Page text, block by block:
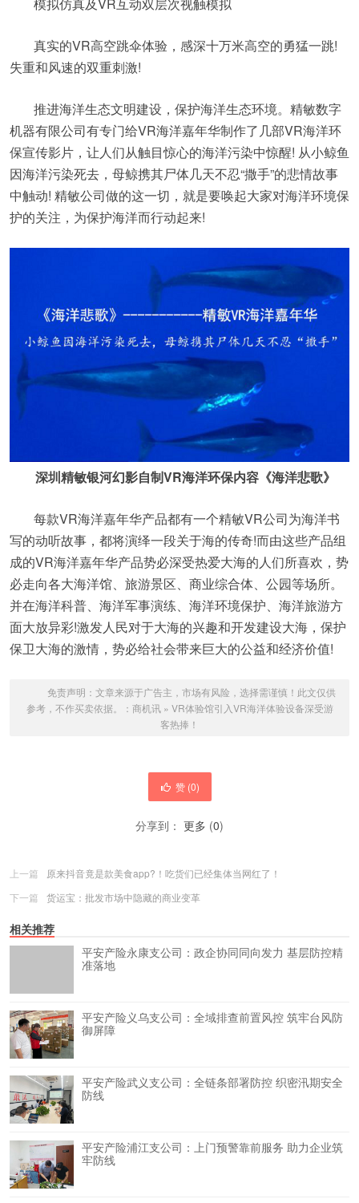
真实的VR高空跳伞体验，感深十万米高空的勇猛一跳!
失重和风速的双重刺激!
推进海洋生态文明建设，保护海洋生态环境。精敏数字
机器有限公司有专门给VR海洋嘉年华制作了几部VR海洋环
保宣传影片，让人们从触目惊心的海洋污染中惊醒! 从小鲸鱼
因海洋污染死去，母鲸携其尸体几天不忍“撒手”的悲情故事
中触动! 精敏公司做的这一切，就是要唤起大家对海洋环境保
护的关注，为保护海洋而行动起来!
深圳精敏银河幻影自制VR海洋环保内容《海洋悲歌》
每款VR海洋嘉年华产品都有一个精敏VR公司为海洋书
写的动听故事，都将演绎一段关于海的传奇!而由这些产品组
成的VR海洋嘉年华产品势必深受热爱大海的人们所喜欢，势
必走向各大海洋馆、旅游景区、商业综合体、公园等场所。
并在海洋科普、海洋军事演练、海洋环境保护、海洋旅游方
面大放异彩!激发人民对于大海的兴趣和开发建设大海，保护
保卫大海的激情，势必给社会带来巨大的公益和经济价值!
免责声明：文章来源于广告主，市场有风险，选择需谨慎！此文仅供
参考，不作买卖依据。： 商机讯» VR体验馆引入VR海洋体验设备深受游
客热捧！
赞 (0)
分享到： 更多 (0)
上一篇
原来抖音竟是款美食app?！吃货们已经集体当网红了！
下一篇
货运宝：批发市场中隐藏的商业变革
相关推荐
平安产险永康支公司：政企协同同向发力 基层防控精
准落地
平安产险义乌支公司：全域排查前置风控 筑牢台风防
御屏障
平安产险武义支公司：全链条部署防控 织密汛期安全
防线
平安产险浦江支公司：上门预警靠前服务 助力企业筑
牢防线